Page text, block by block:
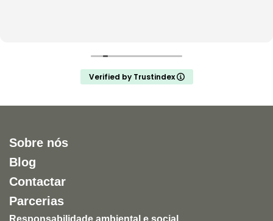
Verified by Trustindex
Sobre nós
Blog
Contactar
Parcerias
Responsabilidade ambiental e social